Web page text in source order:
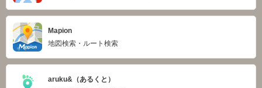
Mapion
地図検索・ルート検索
aruku&（あるくと）